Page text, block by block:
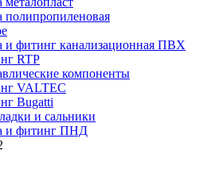
полипропиленовая
и фитинг канализационная ПВХ
RTP
компоненты
VALTEC
Bugatti
и сальники
и фитинг ПНД